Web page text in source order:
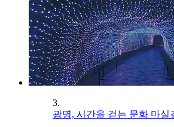
3.
광명, 시간을 걷는 문화 마실